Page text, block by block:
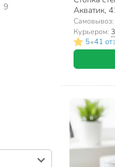
9
Акватик,
Самовывоз:
Курьером:
5•41